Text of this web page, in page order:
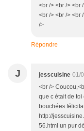
<br /> <br /> <br
<br /> <br /> <br
/>
Répondre
J jesscuisine 01/
<br />
que c était de
bouchées
http://
56.html un pur